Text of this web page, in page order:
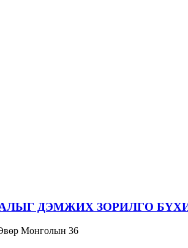
ДЭМЖИХ ЗОРИЛГО
Монголын 36